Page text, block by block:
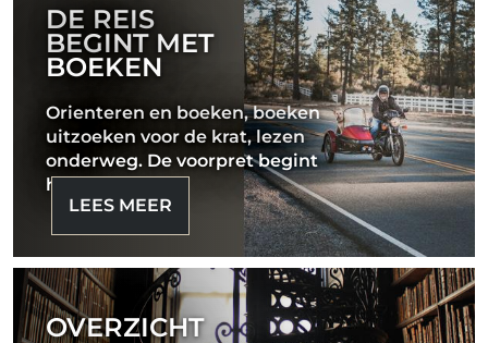
DE REIS
BEGINT MET
BOEKEN
Orienteren en boeken, boeken
uitzoeken voor de krat, lezen
onderweg. De voorpret begint
hier
LEES MEER
OVERZICHT